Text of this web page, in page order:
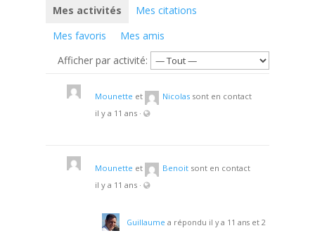
Mes activités
Mes citations
Mes favoris
Mes amis
Afficher par activité:
Mounette et Nicolassont en contact
il y a 11 ans·
Mounette et Benoitsont en contact
il y a 11 ans·
Guillaume a répondu il y a 11 ans et 2